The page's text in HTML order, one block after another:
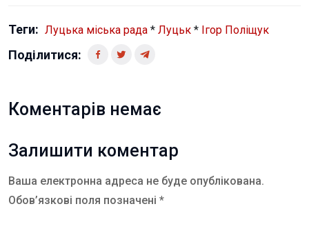
Теги: Луцька міська рада * Луцьк * Ігор Поліщук
Поділитися:
Коментарів немає
Залишити коментар
Ваша електронна адреса не буде опублікована.
Обов’язкові поля позначені *